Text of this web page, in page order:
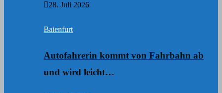
28. Juli 2026
Baienfurt
Autofahrerin kommt von Fahrbahn ab
und wird leicht…